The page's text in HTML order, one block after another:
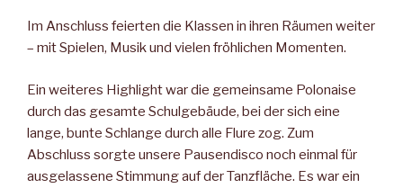
Im Anschluss feierten die Klassen in ihren Räumen weiter
– mit Spielen, Musik und vielen fröhlichen Momenten.
Ein weiteres Highlight war die gemeinsame Polonaise
durch das gesamte Schulgebäude, bei der sich eine
lange, bunte Schlange durch alle Flure zog. Zum
Abschluss sorgte unsere Pausendisco noch einmal für
ausgelassene Stimmung auf der Tanzfläche. Es war ein